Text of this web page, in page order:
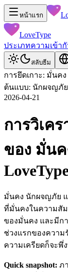
หน้าแรก
LoveType
ประเภทความเข้า
สลับธีม
การยึดเกาะ: มั่นคง
ต้นแบบ: นักผจญภัย
2026-04-21
การวิเค
ของ มั่น
มั่นคง นักผจญภัย แ
ที่มั่นคงในความสัม
ของมั่นคง และมีก
ช่วงแรกของความ
ความเครียดก็จะพึ่
Quick snapshot: ภ